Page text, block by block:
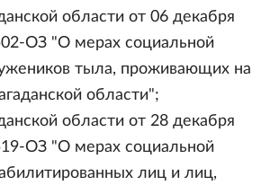
области от 06 декабря
ОЗ "О мерах социальной
тыла, проживающих на
области";
области от 28 декабря
ОЗ "О мерах социальной
лиц и лиц,